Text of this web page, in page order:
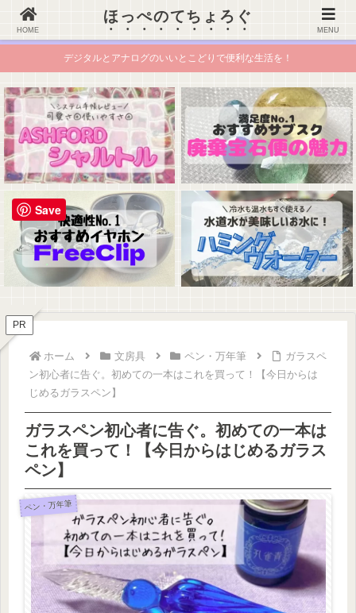
ほっぺのてちょろぐ
デジタルとアナログのいいとこどりで便利な生活を！
PR
ホーム 文房具 ペン・万年筆
ガラスペ
ン初心者に告ぐ。初めての一本はこれを買って！【今日からは
じめるガラスペン】
ガラスペン初心者に告ぐ。初めての一本は
これを買って！【今日からはじめるガラス
ペン】
ペン・万年筆
HOME
ほっぺのてちょろぐ
MENU
Save